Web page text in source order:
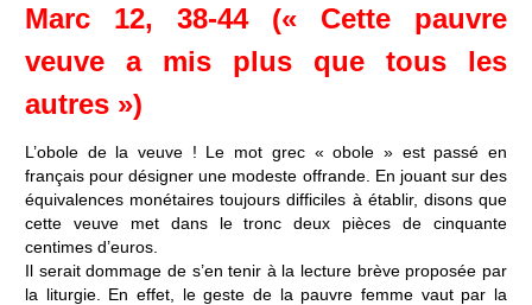
Marc 12, 38-44 (« Cette pauvre
veuve a mis plus que tous les
autres »)
L’obole de la veuve ! Le mot grec « obole » est passé en
français pour désigner une modeste offrande. En jouant sur des
équivalences monétaires toujours difficiles à établir, disons que
cette veuve met dans le tronc deux pièces de cinquante
centimes d’euros.
Il serait dommage de s’en tenir à la lecture brève proposée par
la liturgie. En effet, le geste de la pauvre femme vaut par la